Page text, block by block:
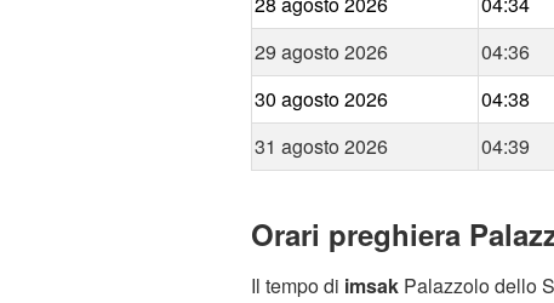
29 agosto 2026
04:36
30 agosto 2026
04:38
31 agosto 2026
04:39
Orari preghiera
Il tempo di imsak Palazzolo dello